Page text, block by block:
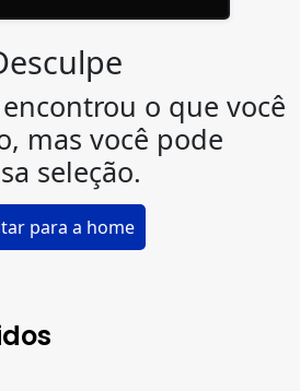
o que você
mas você pode
seleção.
para a home